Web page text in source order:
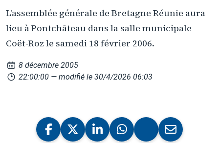
L'assemblée générale de Bretagne Réunie aura
lieu à Pontchâteau dans la salle municipale
Coët-Roz le samedi 18 février 2006.
8 décembre 2005
22:00:00 — modifié le 30/4/2026 06:03